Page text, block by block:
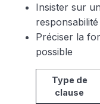
Insister sur
Préciser la
possible
Type de
clause